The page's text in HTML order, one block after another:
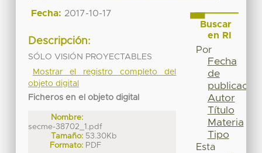
Fecha: 2017-10-17
Descripción:
SÓLO VISIÓN PROYECTABLES
Mostrar el registro completo del
objeto digital
Ficheros en el objeto digital
Nombre:
secme-38702_1.pdf
Tamaño: 53.30Kb
Formato: PDF
Buscar
en RI
Por
Fecha
de
publicación
Autor
Título
Materia
Tipo
Esta